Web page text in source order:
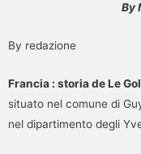
By
By redazione
Francia : storia de Le
situato nel comune di
nel dipartimento degli